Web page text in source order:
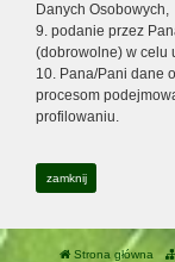
Danych Osobowych,
9. podanie przez
(dobrowolne) w celu
10. Pana/Pani dane
procesom
profilowaniu.
zamknij
Strona główna